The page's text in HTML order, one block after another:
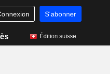
S'abonner
Édition suisse